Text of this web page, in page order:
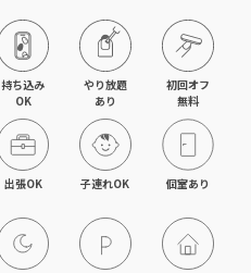
持ち込み
OK
やり放題
あり
初回オフ
無料
出張OK 子連れOK 個室あり